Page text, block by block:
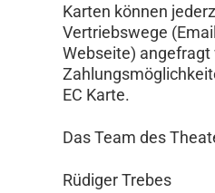
Karten können
Vertriebswege
Webseite) angefragt
EC Karte.
Das Team des
Rüdiger Trebes